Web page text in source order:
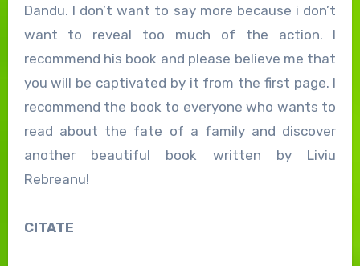
Dandu. I don’t want to say more because i don’t
want to reveal too much of the action. I
recommend his book and please believe me that
you will be captivated by it from the first page. I
recommend the book to everyone who wants to
read about the fate of a family and discover
another beautiful book written by Liviu
Rebreanu!
CITATE